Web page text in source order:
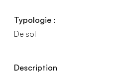
Typologie :
De sol
Description